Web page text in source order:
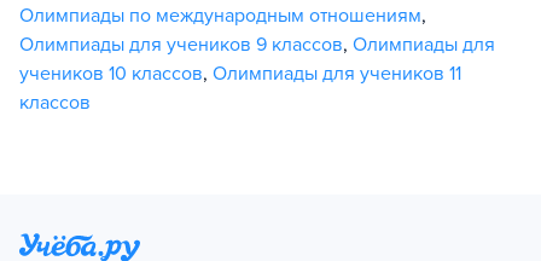
Олимпиады по международным отношениям,
Олимпиады для учеников 9 классов, Олимпиады для
учеников 10 классов, Олимпиады для учеников 11
классов